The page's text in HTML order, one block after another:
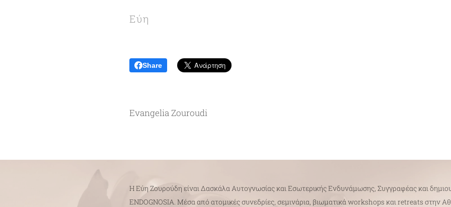
Εύη
Share
Evangelia Zouroudi
Η Εύη Ζουρούδη είναι Δασκάλα Αυτογνωσίας και Εσωτερικής Ενδυνάμωσης, Συγγραφέας και
ENDOGNOSIA. Μέσα από ατομικές συνεδρίες, σεμινάρια, βιωματικά workshops και retreats στην